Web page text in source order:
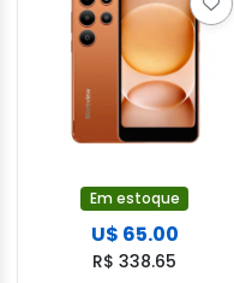
Em estoque
U$ 65.00
R$ 338.65